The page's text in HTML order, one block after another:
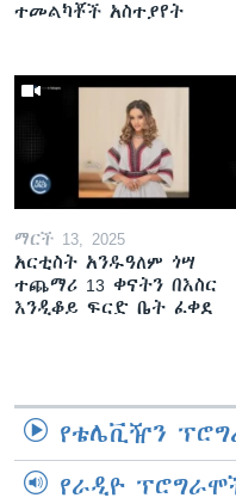
ተመልካቾች አስተያየት
ማርች 13, 2025
አርቲስት አንዱዓለም ጎሣ
ተጨማሪ 13 ቀናትን በእስር
እንዲቆይ ፍርድ ቤት ፈቀደ
የቴሌቪዥን
የራዲዮ